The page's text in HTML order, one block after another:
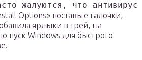
жалуются, что
Options» поставьте галочки,
ярлыки в трей, на
пуск Windows для быстрого